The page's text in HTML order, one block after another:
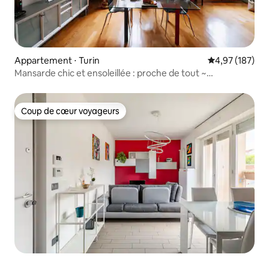
Appartement ⋅ Turin Évaluation
4,97 (187)
Mansarde chic et ensoleillée : proche de tout ~
Coup de cœur voyageurs
Coup de cœur voyageurs